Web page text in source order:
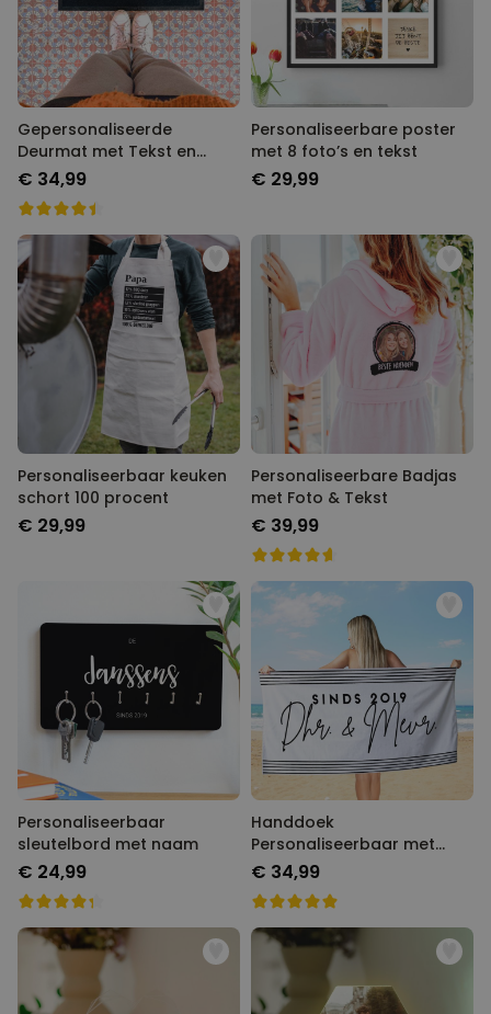
Gepersonaliseerde
Deurmat met Tekst en
Naam
€ 34,99
Personaliseerbare poster
met 8 foto’s en tekst
€ 29,99
Personaliseerbaar keuken
schort 100 procent
€ 29,99
Personaliseerbare Badjas
met Foto & Tekst
€ 39,99
Personaliseerbaar
sleutelbord met naam
€ 24,99
Handdoek
Personaliseerbaar met
Verschillende
Achtergronden
€ 34,99